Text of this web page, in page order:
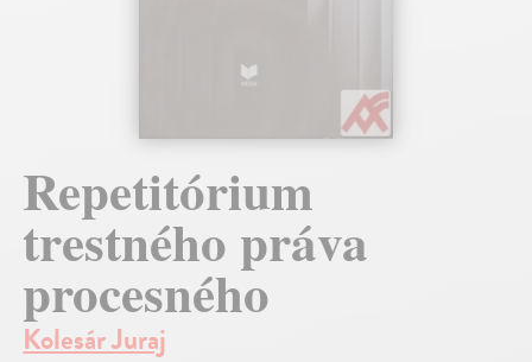
Repetitórium
trestného práva
procesného
Kolesár Juraj